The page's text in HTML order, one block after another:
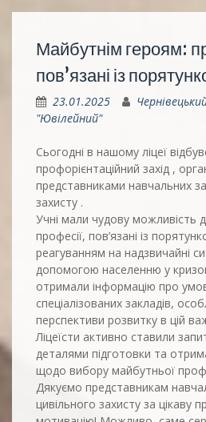
Майбутнім героям:
пов’язані із
23.01.2025
"Ювілейний"
Сьогодні в нашому ліцеї
профорієнтаційний захід ,
представниками навчальних
захисту .
Учні мали чудову можливість
професії, пов’язані із
реагуванням на надзвичайні
допомогою населенню у
отримали інформацію про
спеціалізованих закладів,
перспективи розвитку в цій
Ліцеїсти активно ставили
деталями підготовки та
щодо вибору майбутньої
Дякуємо представникам
цивільного захисту за цікаву